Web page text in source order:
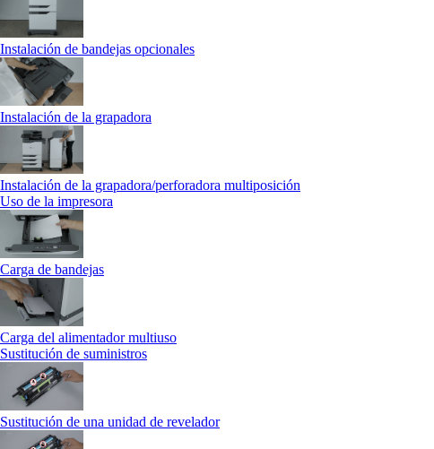
Instalación de bandejas opcionales
Instalación de la grapadora
Instalación de la grapadora/perforadora multiposición
Uso de la impresora
Carga de bandejas
Carga del alimentador multiuso
Sustitución de suministros
Sustitución de una unidad de revelador